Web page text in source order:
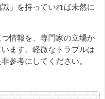
」を持っていれば未然に
情報を、専門家の立場か
ます。軽微なトラブルは
参考にしてください。